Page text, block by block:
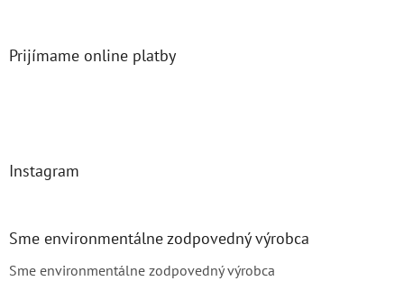
Prijímame online platby
Instagram
Sme environmentálne zodpovedný výrobca
Sme environmentálne zodpovedný výrobca